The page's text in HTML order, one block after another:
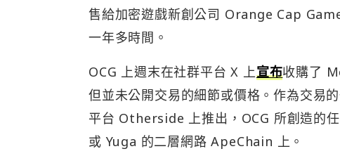
售給加密遊戲新創公司 Orange Cap
一年多時間。
OCG 上週末在社群平台 X 上宣布收購了
但並未公開交易的細節或價格。作為交
平台 Otherside 上推出，OCG 所創造的
或 Yuga 的二層網路 ApeChain 上。